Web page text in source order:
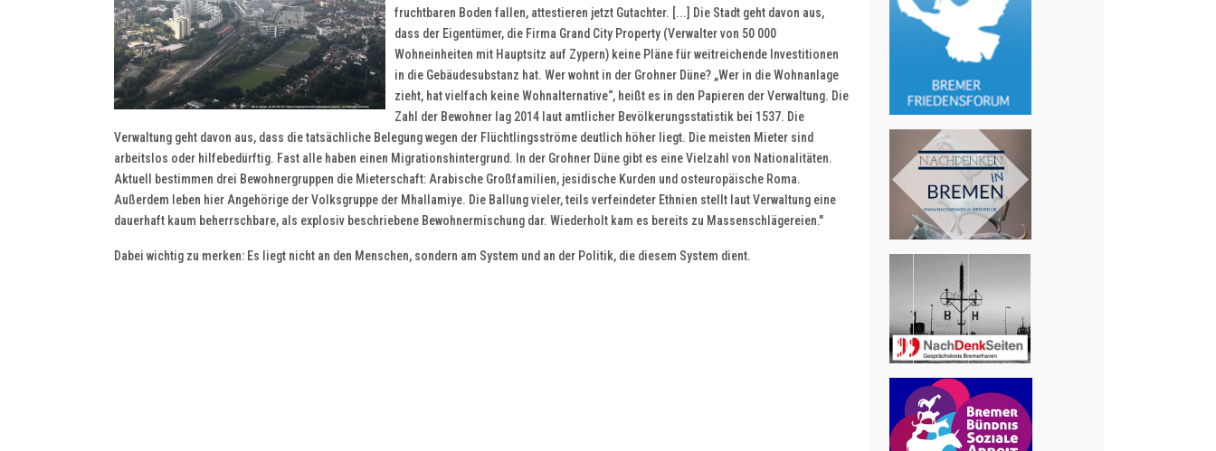
fruchtbaren Boden fallen, attestieren jetzt Gutachter. [...] Die Stadt geht davon aus,
dass der Eigentümer, die Firma Grand City Property (Verwalter von 50 000
Wohneinheiten mit Hauptsitz auf Zypern) keine Pläne für weitreichende Investitionen
in die Gebäudesubstanz hat. Wer wohnt in der Grohner Düne? „Wer in die Wohnanlage
zieht, hat vielfach keine Wohnalternative“, heißt es in den Papieren der Verwaltung. Die
Zahl der Bewohner lag 2014 laut amtlicher Bevölkerungsstatistik bei 1537. Die
Verwaltung geht davon aus, dass die tatsächliche Belegung wegen der Flüchtlingsströme deutlich höher liegt. Die meisten Mieter sind
arbeitslos oder hilfebedürftig. Fast alle haben einen Migrationshintergrund. In der Grohner Düne gibt es eine Vielzahl von Nationalitäten.
Aktuell bestimmen drei Bewohnergruppen die Mieterschaft: Arabische Großfamilien, jesidische Kurden und osteuropäische Roma.
Außerdem leben hier Angehörige der Volksgruppe der Mhallamiye. Die Ballung vieler, teils verfeindeter Ethnien stellt laut Verwaltung eine
dauerhaft kaum beherrschbare, als explosiv beschriebene Bewohnermischung dar. Wiederholt kam es bereits zu Massenschlägereien."
Dabei wichtig zu merken: Es liegt nicht an den Menschen, sondern am System und an der Politik, die diesem System dient.